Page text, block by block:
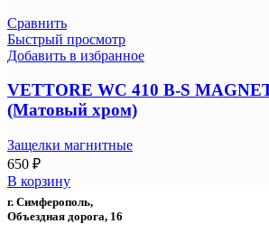
Сравнить
Быстрый просмотр
Добавить в избранное
VETTORE WC 410 B-S
(Матовый хром)
Защелки магнитные
650 ₽
В корзину
г. Симферополь,
Объездная дорога, 16